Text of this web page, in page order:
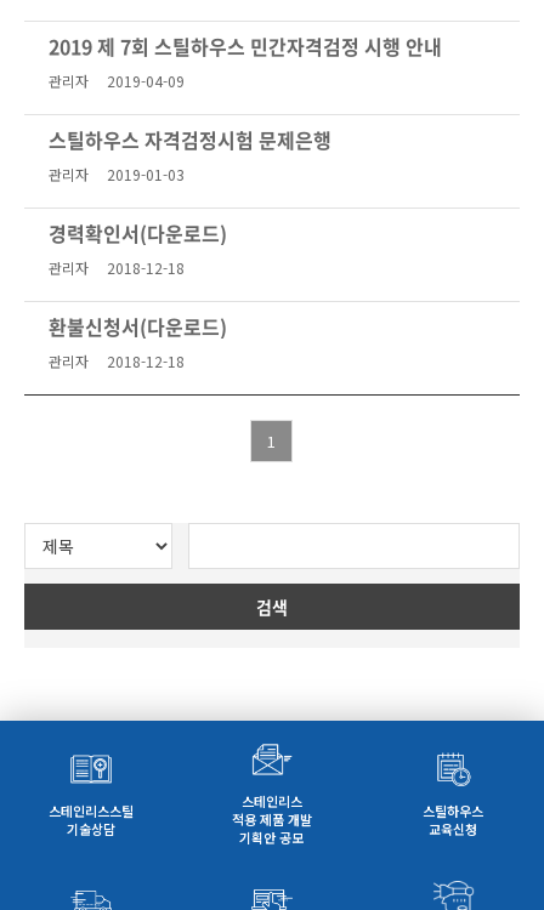
2019 제 7회 스틸하우스 민간자격검정 시행 안내
관리자 2019-04-09
스틸하우스 자격검정시험 문제은행
관리자 2019-01-03
경력확인서(다운로드)
관리자 2018-12-18
환불신청서(다운로드)
관리자 2018-12-18
1
검색
스테인리스스틸
기술상담
스테인리스
적용 제품 개발
기획안 공모
스틸하우스
교육신청